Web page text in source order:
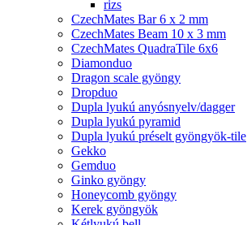
rizs
CzechMates Bar 6 x 2 mm
CzechMates Beam 10 x 3 mm
CzechMates QuadraTile 6x6
Diamonduo
Dragon scale gyöngy
Dropduo
Dupla lyukú anyósnyelv/dagger
Dupla lyukú pyramid
Dupla lyukú préselt gyöngyök-tile
Gekko
Gemduo
Ginko gyöngy
Honeycomb gyöngy
Kerek gyöngyök